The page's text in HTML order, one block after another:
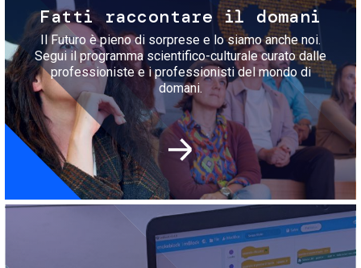
Fatti raccontare il domani
Il Futuro è pieno di sorprese e lo siamo anche noi.
Segui il programma scientifico-culturale curato dalle
professioniste e i professionisti del mondo di
domani.
Immagine